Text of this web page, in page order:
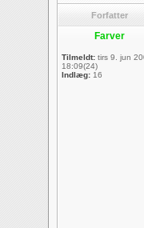
Forfatter
Farver
Tilmeldt: tirs 9. jun
18:09(24)
Indlæg: 16